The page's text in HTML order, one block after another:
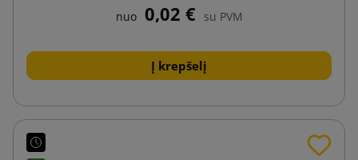
nuo 0,02 € su PVM
Į krepšelį